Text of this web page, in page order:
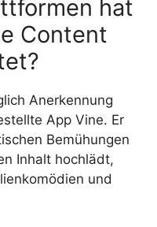
hat
Content
Anerkennung
App Vine. Er
Bemühungen
Inhalt hochlädt,
und